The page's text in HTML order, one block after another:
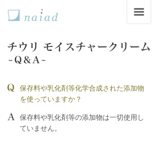
保存料や乳化剤等化学合成された添加物
を使っていますか？
保存料や乳化剤等の添加物は一切使用し
ていません。